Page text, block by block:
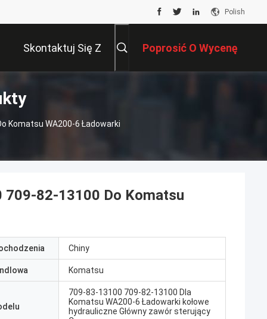
Polish
Skontaktuj Się Z Poprosić O Wycenę
Komatsu WA200-6 Ładowarki
709-82-13100 Do Komatsu
Chiny
Komatsu
709-83-13100 709-82-13100 Dla
Komatsu WA200-6 Ładowarki kołowe
hydrauliczne Główny zawór sterujący